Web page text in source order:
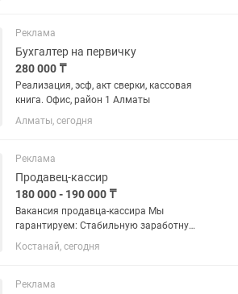
кассовой документации — проведение
подготовка документов на отправку
по...
Реклама
Бухгалтер на первичку
280 000 ₸
Реализация, эсф, акт сверки, кассовая
книга. Офис, район 1 Алматы
Алматы, сегодня
Реклама
Продавец-кассир
180 000 - 190 000 ₸
Вакансия продавца-кассира Мы
гарантируем: Стабильную заработную
плату: 180.000 – 190.000 тенге. График
работы 5/2 (8-часов) Выплата
еженедельно на карту...
Костанай, сегодня
Реклама